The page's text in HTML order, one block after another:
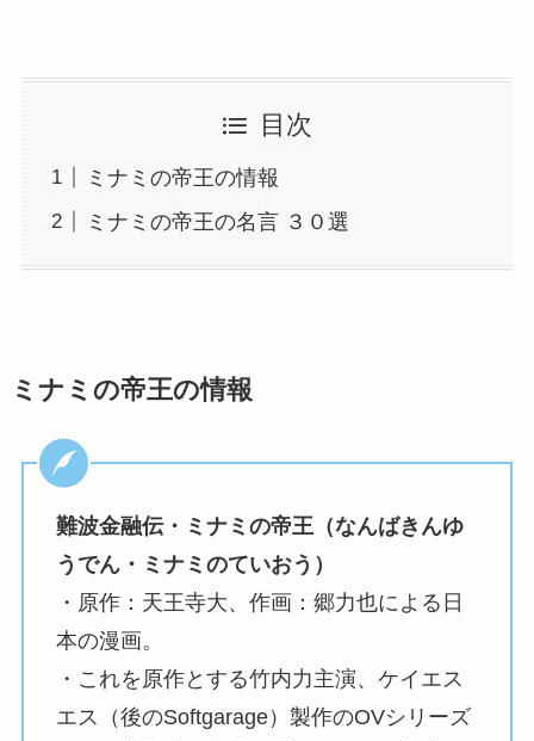
目次
ミナミの帝王の情報
ミナミの帝王の名言 ３０選
ミナミの帝王の情報
難波金融伝・ミナミの帝王（なんばきんゆ
うでん・ミナミのていおう）
・原作：天王寺大、作画：郷力也による日
本の漫画。
・これを原作とする竹内力主演、ケイエス
エス（後のSoftgarage）製作のOVシリーズ